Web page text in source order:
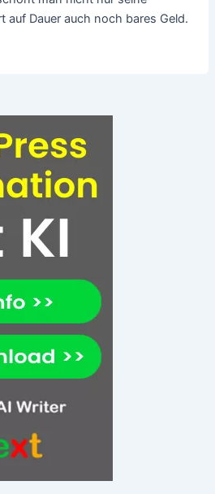
zu laut ist?
der Fenster. Dabei kann man auf
möglich. Die benötigte Klasse lässt
Spezialisten vor Ort
eine individuelle Umgebung
Schallschutz
Wenn diese aber nicht ausreichen,
Lösung. Je nach Anforderung kann
zurückgegriffen
Neue Fenster verringern nicht
auch zu besserer
man nicht nur seine
auf Dauer auch noch bares Geld.